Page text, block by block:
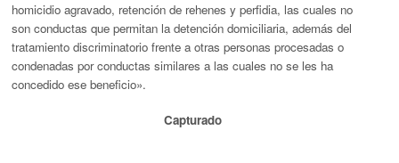
homicidio agravado, retención de rehenes y perfidia, las cuales no
son conductas que permitan la detención domiciliaria, además del
tratamiento discriminatorio frente a otras personas procesadas o
condenadas por conductas similares a las cuales no se les ha
concedido ese beneficio».
Capturado